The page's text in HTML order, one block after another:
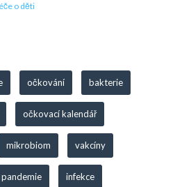
o děti
očkování bakterie
očkovací kalendář
mikrobiom vakcíny
pandemie infekce